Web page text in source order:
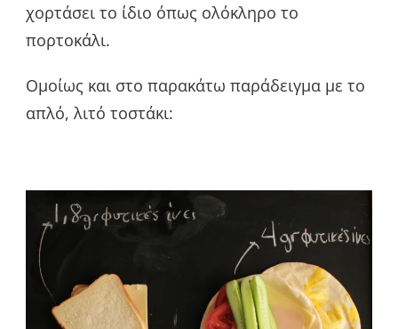
χορτάσει το ίδιο όπως ολόκληρο το
πορτοκάλι.
Ομοίως και στο παρακάτω παράδειγμα με το
απλό, λιτό τοστάκι: